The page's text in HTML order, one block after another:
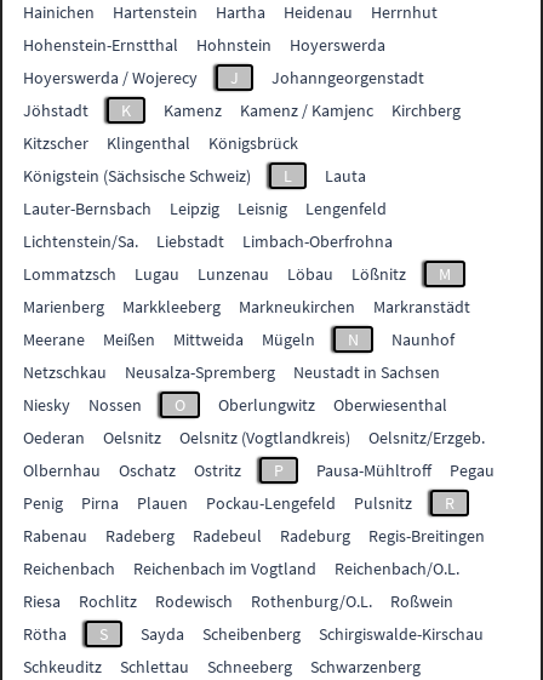
Hainichen
Hartenstein Hartha Heidenau
Herrnhut
Hohenstein-Ernstthal
Hohnstein
Hoyerswerda
Hoyerswerda / Wojerecy
J
Johanngeorgenstadt
Jöhstadt
K Kamenz Kamenz / Kamjenc
Kirchberg
Kitzscher
Klingenthal
Königsbrück
Königstein (Sächsische Schweiz)
L
Lauta
Lauter-Bernsbach
Leipzig Leisnig
Lengenfeld
Lichtenstein/Sa.
Liebstadt
Limbach-Oberfrohna
Lommatzsch
Lugau Lunzenau Löbau Lößnitz
M
Marienberg
Markkleeberg Markneukirchen
Markranstädt
Meerane
Meißen Mittweida Mügeln N
Naunhof
Netzschkau
Neusalza-Spremberg
Neustadt in Sachsen
Niesky
Nossen O Oberlungwitz
Oberwiesenthal
Oederan
Oelsnitz Oelsnitz (Vogtlandkreis)
Oelsnitz/Erzgeb.
Olbernhau
Oschatz Ostritz P Pausa-Mühltroff
Pegau
Penig
Pirna Plauen Pockau-Lengefeld Pulsnitz
R
Rabenau
Radeberg Radebeul Radeburg
Regis-Breitingen
Reichenbach
Reichenbach im Vogtland
Reichenbach/O.L.
Riesa
Rochlitz Rodewisch Rothenburg/O.L.
Roßwein
Rötha
S Sayda Scheibenberg
Schirgiswalde-Kirschau
Schkeuditz
Schlettau Schneeberg
Schwarzenberg